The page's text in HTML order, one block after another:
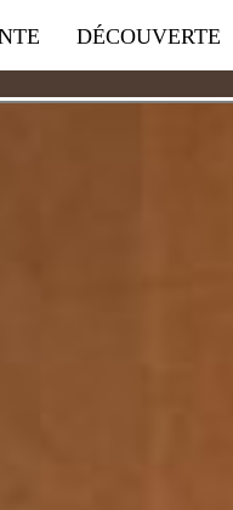
DÉCOUVERTE